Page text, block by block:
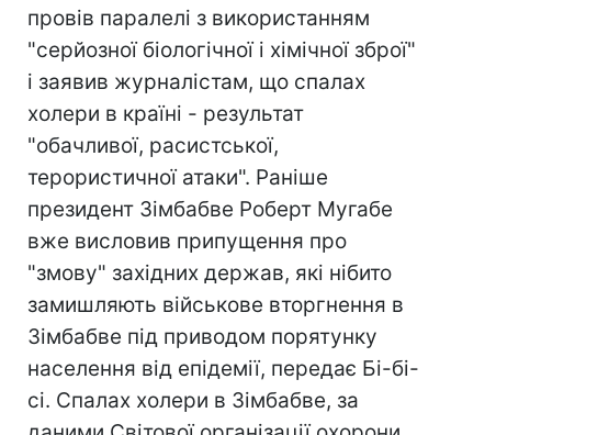
провів паралелі з використанням
"серйозної біологічної і хімічної зброї"
і заявив журналістам, що спалах
холери в країні - результат
"обачливої, расистської,
терористичної атаки". Раніше
президент Зімбабве Роберт Мугабе
вже висловив припущення про
"змову" західних держав, які нібито
замишляють військове вторгнення в
Зімбабве під приводом порятунку
населення від епідемії, передає Бі-бі-
сі. Спалах холери в Зімбабве, за